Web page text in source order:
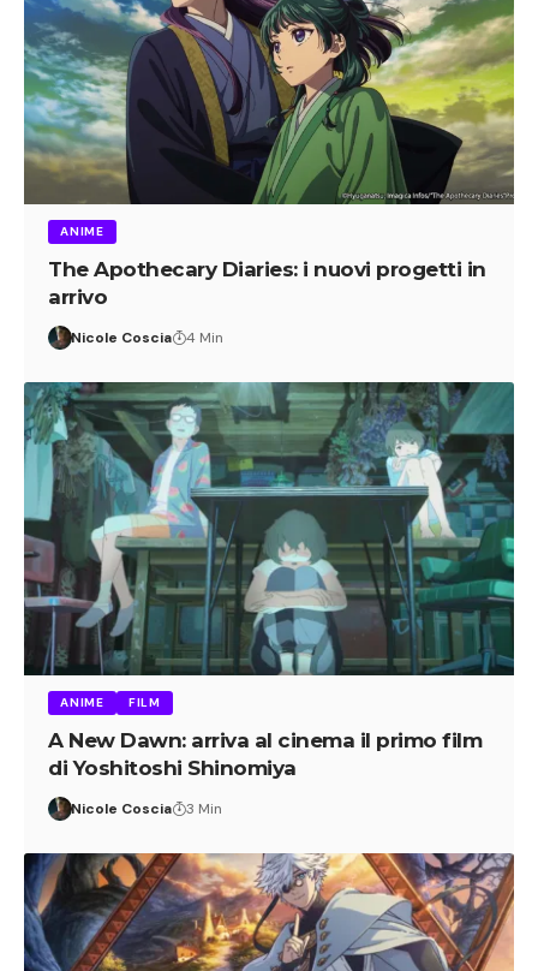
ANIME
The Apothecary Diaries: i nuovi progetti in
arrivo
Nicole Coscia 4 Min
ANIME FILM
A New Dawn: arriva al cinema il primo film
di Yoshitoshi Shinomiya
Nicole Coscia 3 Min